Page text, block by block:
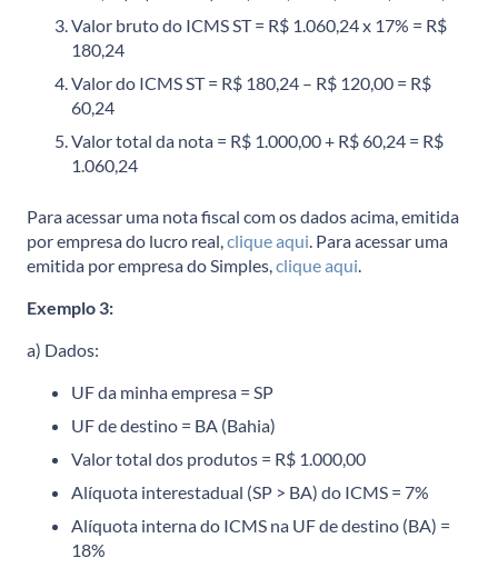
Valor bruto do ICMS ST = R$ 1.060,24 x 17% = R$
180,24
Valor do ICMS ST = R$ 180,24 – R$ 120,00 = R$
60,24
Valor total da nota = R$ 1.000,00 + R$ 60,24 = R$
1.060,24
Para acessar uma nota fiscal com os dados acima, emitida
por empresa do lucro real, clique aqui . Para acessar uma
emitida por empresa do Simples, clique aqui
Exemplo 3:
a) Dados:
UF da minha empresa = SP
UF de destino = BA (Bahia)
Valor total dos produtos = R$ 1.000,00
Alíquota interestadual (SP > BA) do ICMS = 7%
Alíquota interna do ICMS na UF de destino (BA) =
18%